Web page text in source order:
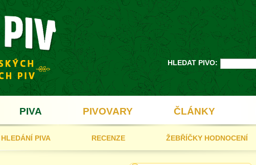
HLEDAT PIVO:
PIVA
HLEDÁNÍ PIVA RECENZE ŽEBŘÍČKY HODNOCENÍ
PIVOVARY ČLÁNKY